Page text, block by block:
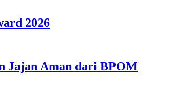
2026
Jajan Aman dari BPOM